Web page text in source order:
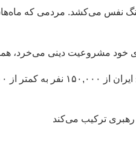
هنوز از جنگ نفس می‌کشد. مردمی
خود مشروعیت دینی می‌خرد،
نفر رسیده
رهبری ترکیب می‌کند